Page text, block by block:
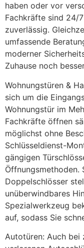
haben oder vor
Fachkräfte sind 24/
zuverlässig.
umfassende
moderner
Zuhause noch
Wohnungstüren &
sich um die
Wohnungstür im
Fachkräfte öffnen
möglichst ohne
Schlüsseldienst-
gängigen
Öffnungsmethoden.
Doppelschlösser
unüberwindbares
Spezialwerkzeug
auf, sodass Sie
Autotüren: Auch bei